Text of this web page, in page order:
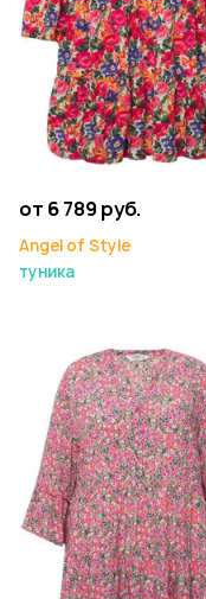
от 6 789 руб.
Angel of Style
туника